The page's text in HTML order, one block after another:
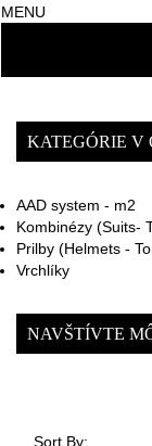
MENU
KATEGÓRIE V
AAD system - m2
Kombinézy (Suits-
Prilby (Helmets -
Vrchlíky
NAVŠTÍVTE
Sort By: